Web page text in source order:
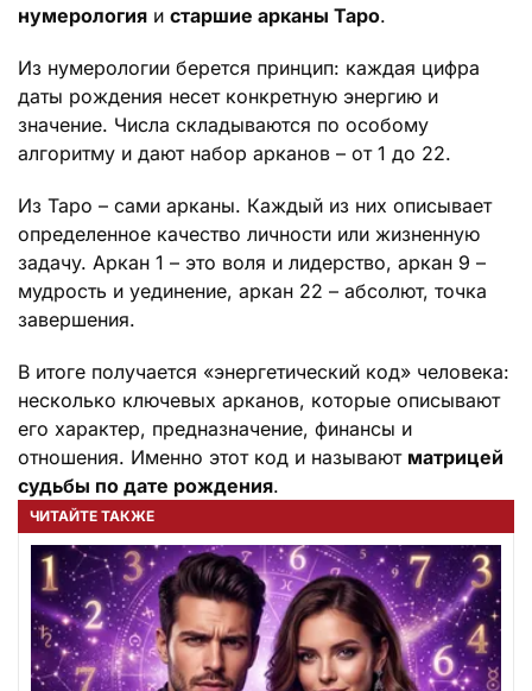
нумерология и старшие арканы Таро.
Из нумерологии берется принцип: каждая цифра
даты рождения несет конкретную энергию и
значение. Числа складываются по особому
алгоритму и дают набор арканов – от 1 до 22.
Из Таро – сами арканы. Каждый из них описывает
определенное качество личности или жизненную
задачу. Аркан 1 – это воля и лидерство, аркан 9 –
мудрость и уединение, аркан 22 – абсолют, точка
завершения.
В итоге получается «энергетический код» человека:
несколько ключевых арканов, которые описывают
его характер, предназначение, финансы и
отношения. Именно этот код и называют матрицей
судьбы по дате рождения.
ЧИТАЙТЕ ТАКЖЕ